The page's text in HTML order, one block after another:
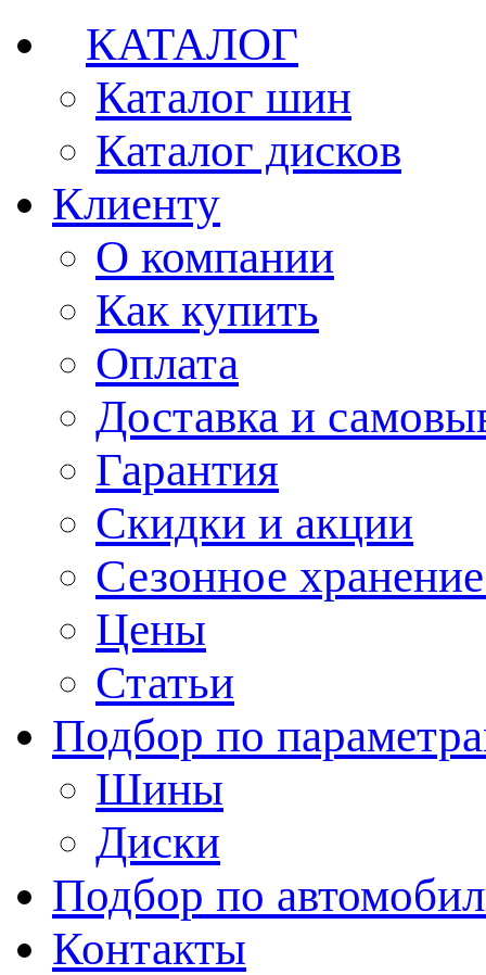
КАТАЛОГ
Каталог шин
Каталог дисков
Клиенту
О компании
Как купить
Оплата
Доставка и
Гарантия
Скидки и акции
Сезонное
Цены
Статьи
Подбор по
Шины
Диски
Подбор по
Контакты